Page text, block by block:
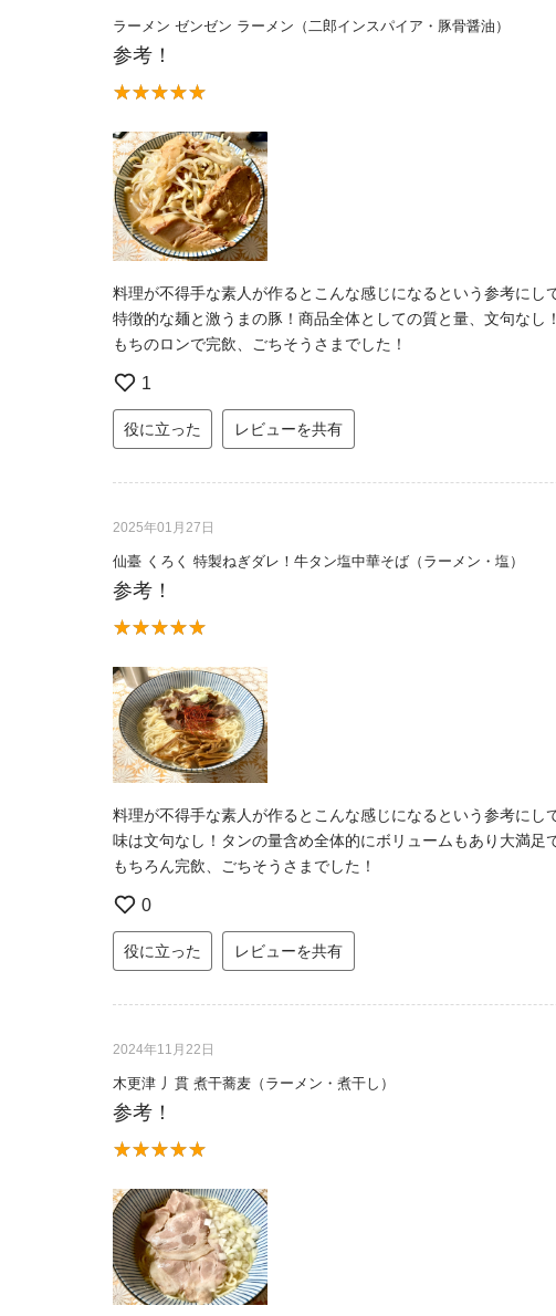
ラーメン ゼンゼン ラーメン（二郎インスパイア・豚骨醤油）
参考！
料理が不得手な素人が作るとこんな感じになるという参考にし
特徴的な麺と激うまの豚！商品全体としての質と量、文句なし
もちのロンで完飲、ごちそうさまでした！
1
役に立った レビューを共有
2025年01月27日
仙臺 くろく 特製ねぎダレ！牛タン塩中華そば（ラーメン・塩）
参考！
料理が不得手な素人が作るとこんな感じになるという参考にし
味は文句なし！タンの量含め全体的にボリュームもあり大満足
もちろん完飲、ごちそうさまでした！
0
役に立った レビューを共有
2024年11月22日
木更津 丿貫 煮干蕎麦（ラーメン・煮干し）
参考！